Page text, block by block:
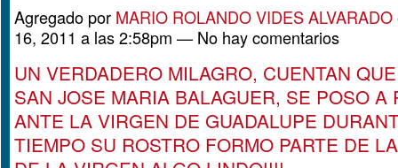
Agregado por MARIO ROLANDO VIDES ALVARADO
16, 2011 a las 2:58pm — No hay comentarios
UN VERDADERO MILAGRO, CUENTAN
SAN JOSE MARIA BALAGUER, SE POSO A
ANTE LA VIRGEN DE GUADALUPE
TIEMPO SU ROSTRO FORMO PARTE DE